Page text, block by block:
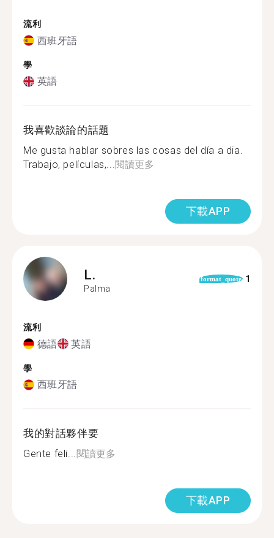
流利
西班牙語
學
英語
我喜歡談論的話題
Me gusta hablar sobres las cosas del día a dia.
Trabajo, películas,...閱讀更多
下載APP
L.
Palma
format_quote 1
流利
德語 英語
學
西班牙語
我的對話夥伴要
Gente feli...閱讀更多
下載APP